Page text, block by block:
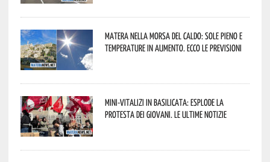
Matera nella morsa del caldo: sole pieno e
temperature in aumento. Ecco le previsioni
Mini-vitalizi in Basilicata: esplode la
protesta dei giovani. Le ultime notizie